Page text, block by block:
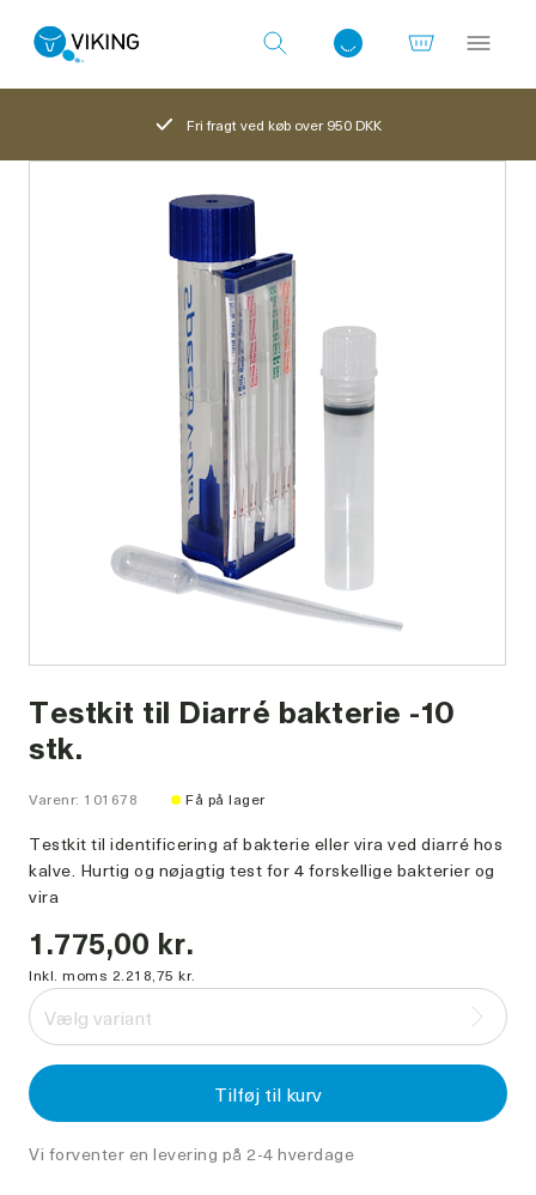
Log ind med det samme
Fri fragt ved køb over 950 DKK
Testkit til Diarré bakterie -10
stk.
Varenr: 101678 Få på lager
Testkit til identificering af bakterie eller vira ved diarré hos
kalve. Hurtig og nøjagtig test for 4 forskellige bakterier og
vira
1.775,00 kr.
Inkl. moms 2.218,75 kr.
Vælg variant
Tilføj til kurv
Vi forventer en levering på 2-4 hverdage